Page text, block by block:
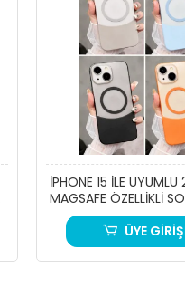
İPHONE 15 İLE UYUMLU
MAGSAFE ÖZELLİKLİ
KONTRAST
ÜYE